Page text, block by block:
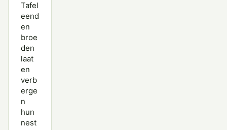
Tafel
eend
en
broe
den
laat
en
verb
erge
n
hun
nest